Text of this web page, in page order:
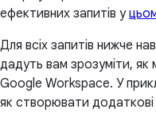
ефективних запитів у
Для всіх запитів нижче
дадуть вам зрозуміти, як
Google Workspace. У
як створювати додаткові